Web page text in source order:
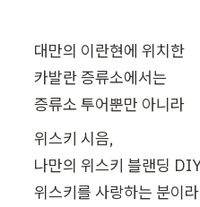
대만의 이란현에 위치한
카발란 증류소에서는
위스키 시음,
나만의 위스키 블랜딩
위스키를 사랑하는 분이